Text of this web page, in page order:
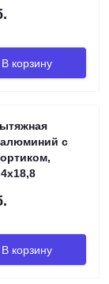
В корзину
с
В корзину